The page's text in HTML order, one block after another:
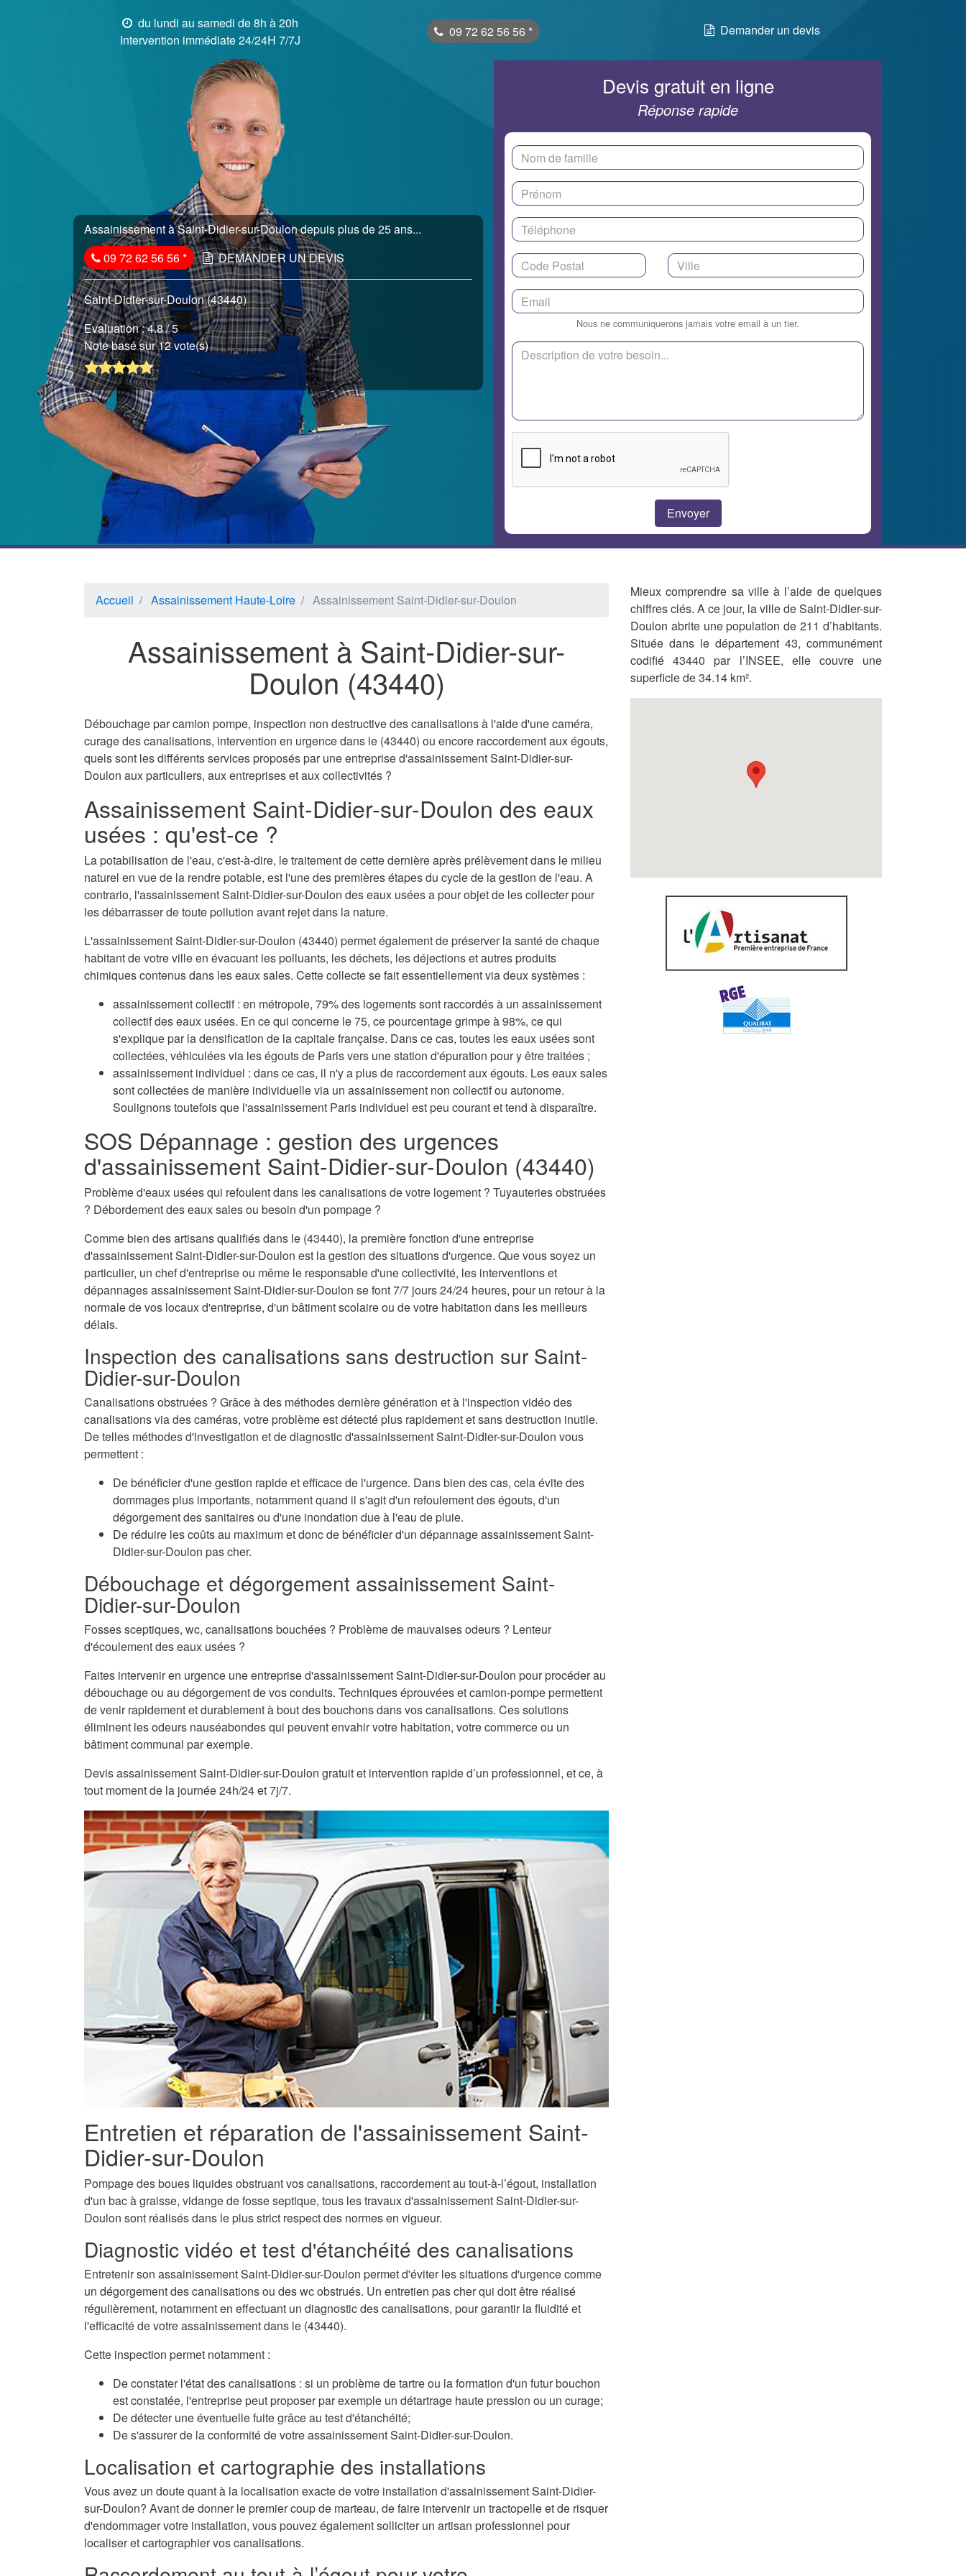
du lundi au samedi de 8h à 20h
Intervention immédiate 24/24H 7/7J
09 72 62 56 56 * Demander un devis
Assainissement à Saint-Didier-sur-Doulon depuis plus de 25 ans...
09 72 62 56 56* DEMANDER UN DEVIS
Saint-Didier-sur-Doulon (43440)
Evaluation :4.8/ 5
Note basé sur 12 vote(s)
Devis gratuit en ligne
Réponse rapide
Nous ne communiquerons jamais votre email à un tier.
Accueil Assainissement Haute-Loire Assainissement Saint-Didier-sur-Doulon
Assainissement à Saint-Didier-sur-
Doulon (43440)
Débouchage par camion pompe, inspection non destructive des canalisations à l'aide d'une caméra,
curage des canalisations, intervention en urgence dans le (43440) ou encore raccordement aux égouts,
quels sont les différents services proposés par une entreprise d'assainissement Saint-Didier-sur-
Doulon aux particuliers, aux entreprises et aux collectivités ?
Assainissement Saint-Didier-sur-Doulon des eaux
usées : qu'est-ce ?
La potabilisation de l'eau, c'est-à-dire, le traitement de cette dernière après prélèvement dans le milieu
naturel en vue de la rendre potable, est l'une des premières étapes du cycle de la gestion de l'eau. A
contrario, l'assainissement Saint-Didier-sur-Doulon des eaux usées a pour objet de les collecter pour
les débarrasser de toute pollution avant rejet dans la nature.
L'assainissement Saint-Didier-sur-Doulon (43440) permet également de préserver la santé de chaque
habitant de votre ville en évacuant les polluants, les déchets, les déjections et autres produits
chimiques contenus dans les eaux sales. Cette collecte se fait essentiellement via deux systèmes :
assainissement collectif : en métropole, 79% des logements sont raccordés à un assainissement
collectif des eaux usées. En ce qui concerne le 75, ce pourcentage grimpe à 98%, ce qui
s'explique par la densification de la capitale française. Dans ce cas, toutes les eaux usées sont
collectées, véhiculées via les égouts de Paris vers une station d'épuration pour y être traitées ;
assainissement individuel : dans ce cas, il n'y a plus de raccordement aux égouts. Les eaux sales
sont collectées de manière individuelle via un assainissement non collectif ou autonome.
Soulignons toutefois que l'assainissement Paris individuel est peu courant et tend à disparaître.
SOS Dépannage : gestion des urgences
d'assainissement Saint-Didier-sur-Doulon (43440)
Problème d'eaux usées qui refoulent dans les canalisations de votre logement ? Tuyauteries obstruées
? Débordement des eaux sales ou besoin d'un pompage ?
Comme bien des artisans qualifiés dans le (43440), la première fonction d'une entreprise
d'assainissement Saint-Didier-sur-Doulon est la gestion des situations d'urgence. Que vous soyez un
particulier, un chef d'entreprise ou même le responsable d'une collectivité, les interventions et
dépannages assainissement Saint-Didier-sur-Doulon se font 7/7 jours 24/24 heures, pour un retour à la
normale de vos locaux d'entreprise, d'un bâtiment scolaire ou de votre habitation dans les meilleurs
délais.
Inspection des canalisations sans destruction sur Saint-
Didier-sur-Doulon
Canalisations obstruées ? Grâce à des méthodes dernière génération et à l'inspection vidéo des
canalisations via des caméras, votre problème est détecté plus rapidement et sans destruction inutile.
De telles méthodes d'investigation et de diagnostic d'assainissement Saint-Didier-sur-Doulon vous
permettent :
De bénéficier d'une gestion rapide et efficace de l'urgence. Dans bien des cas, cela évite des
dommages plus importants, notamment quand il s'agit d'un refoulement des égouts, d'un
dégorgement des sanitaires ou d'une inondation due à l'eau de pluie.
De réduire les coûts au maximum et donc de bénéficier d'un dépannage assainissement Saint-
Didier-sur-Doulon pas cher.
Débouchage et dégorgement assainissement Saint-
Didier-sur-Doulon
Fosses sceptiques, wc, canalisations bouchées ? Problème de mauvaises odeurs ? Lenteur
d'écoulement des eaux usées ?
Faites intervenir en urgence une entreprise d'assainissement Saint-Didier-sur-Doulon pour procéder au
débouchage ou au dégorgement de vos conduits. Techniques éprouvées et camion-pompe permettent
de venir rapidement et durablement à bout des bouchons dans vos canalisations. Ces solutions
éliminent les odeurs nauséabondes qui peuvent envahir votre habitation, votre commerce ou un
bâtiment communal par exemple.
Devis assainissement Saint-Didier-sur-Doulon gratuit et intervention rapide d’un professionnel, et ce, à
tout moment de la journée 24h/24 et 7j/7.
Entretien et réparation de l'assainissement Saint-
Didier-sur-Doulon
Pompage des boues liquides obstruant vos canalisations, raccordement au tout-à-l’égout, installation
d'un bac à graisse, vidange de fosse septique, tous les travaux d'assainissement Saint-Didier-sur-
Doulon sont réalisés dans le plus strict respect des normes en vigueur.
Diagnostic vidéo et test d'étanchéité des canalisations
Entretenir son assainissement Saint-Didier-sur-Doulon permet d'éviter les situations d'urgence comme
un dégorgement des canalisations ou des wc obstrués. Un entretien pas cher qui doit être réalisé
régulièrement, notamment en effectuant un diagnostic des canalisations, pour garantir la fluidité et
l'efficacité de votre assainissement dans le (43440).
Cette inspection permet notamment :
De constater l'état des canalisations : si un problème de tartre ou la formation d'un futur bouchon
est constatée, l'entreprise peut proposer par exemple un détartrage haute pression ou un curage;
De détecter une éventuelle fuite grâce au test d'étanchéité;
De s'assurer de la conformité de votre assainissement Saint-Didier-sur-Doulon.
Localisation et cartographie des installations
Vous avez un doute quant à la localisation exacte de votre installation d'assainissement Saint-Didier-
sur-Doulon? Avant de donner le premier coup de marteau, de faire intervenir un tractopelle et de risquer
d'endommager votre installation, vous pouvez également solliciter un artisan professionnel pour
localiser et cartographier vos canalisations.
Mieux comprendre sa ville à l’aide de quelques
chiffres clés. A ce jour, la ville de Saint-Didier-sur-
Doulon abrite une population de 211 d’habitants.
Située dans le département 43, communément
codifié 43440 par l’INSEE, elle couvre une
superficie de 34.14 km².